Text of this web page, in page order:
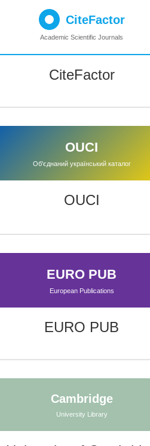
CiteFactor
Academic Scientific Journals
CiteFactor
OUCI
Об'єднаний український каталог
OUCI
EURO PUB
European Publications
EURO PUB
Cambridge
University Library